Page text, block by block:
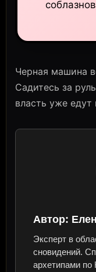
соблазнов
Черная машина
Садитесь за
власть уже едут
Автор:
Эксперт в
сновидений.
архетипами